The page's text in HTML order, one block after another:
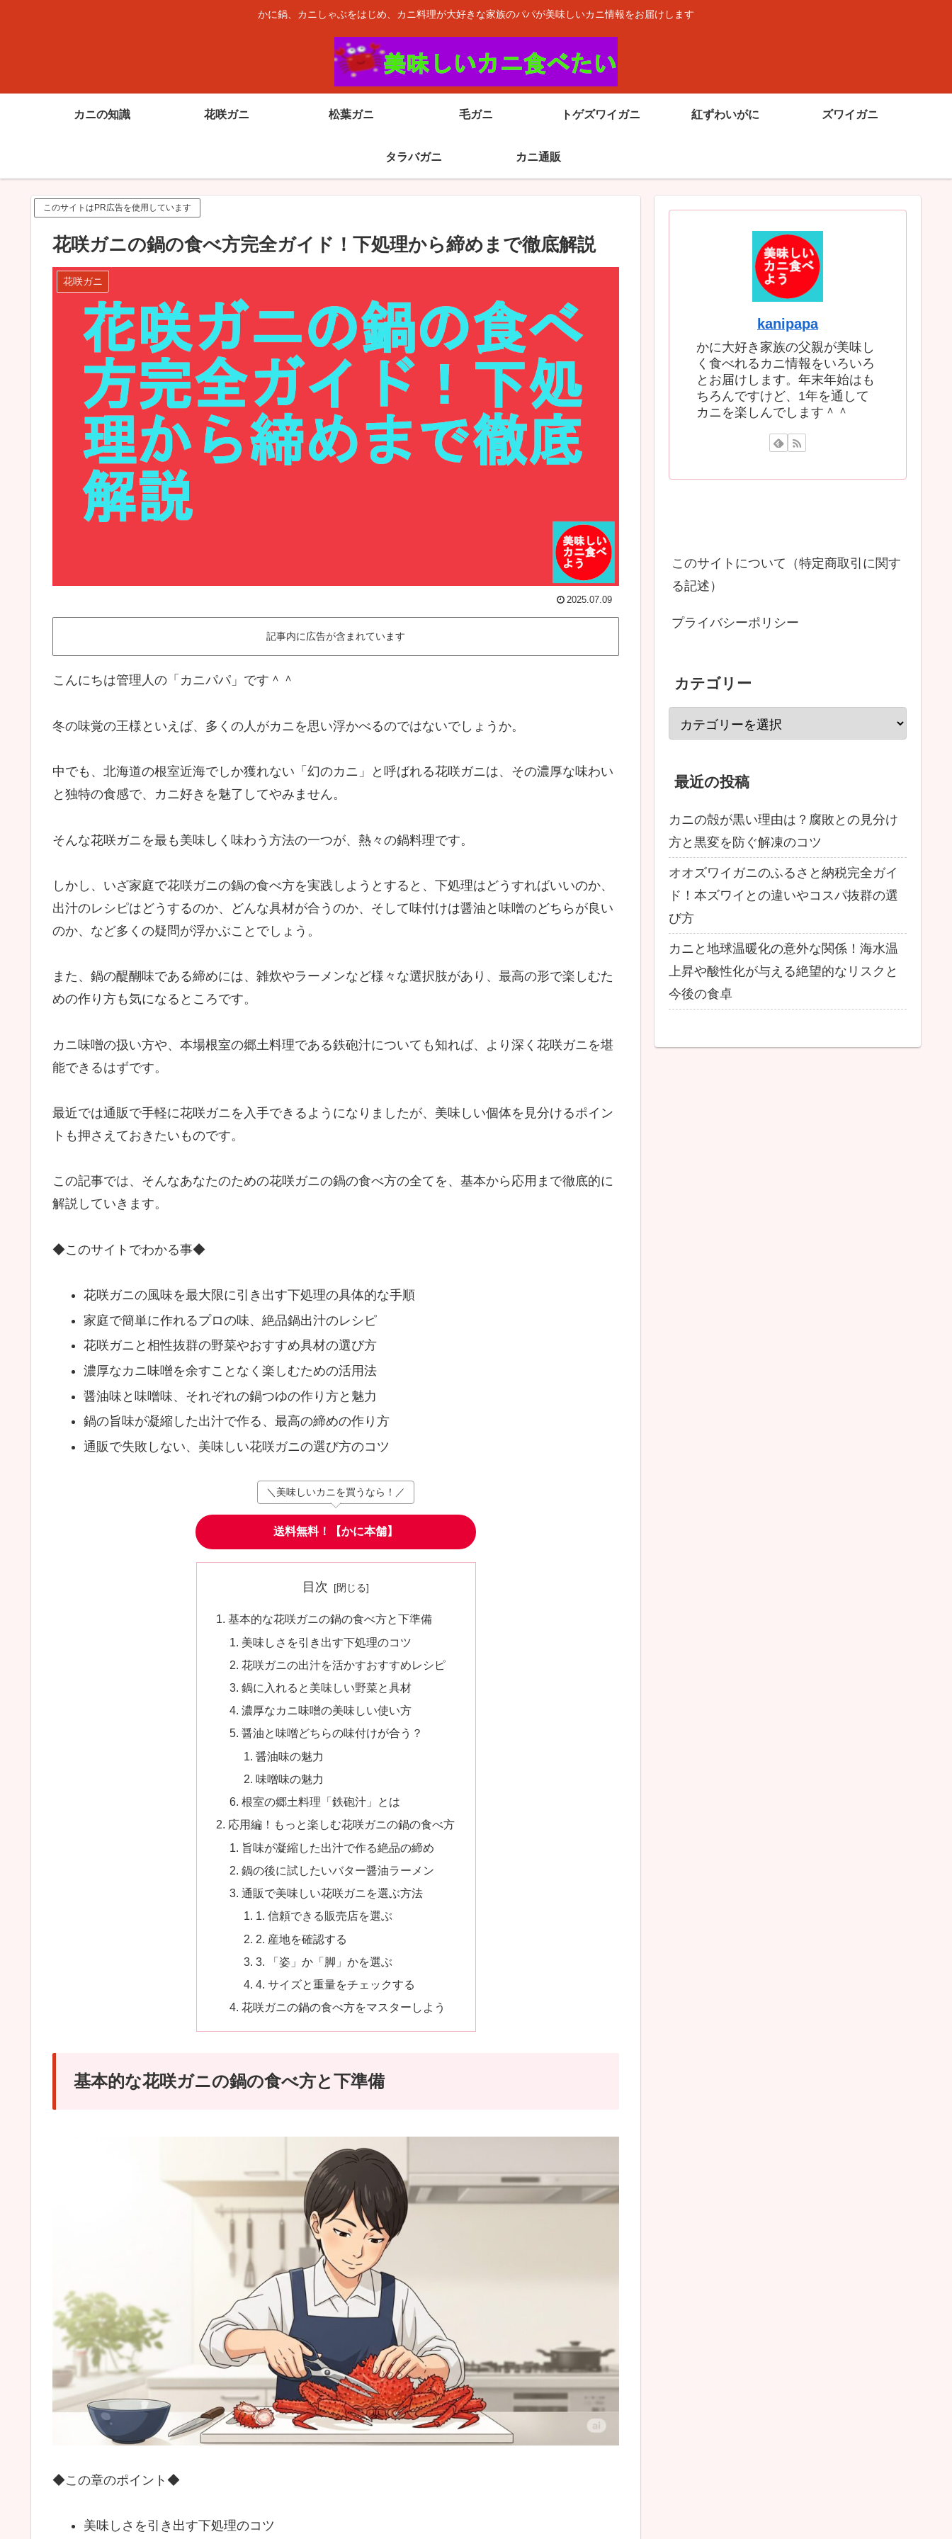
かに鍋、カニしゃぶをはじめ、カニ料理が大好きな家族のパパが美味しいカニ情報をお届けします
カニの知識 花咲ガニ 松葉ガニ 毛ガニ トゲズワイガニ 紅ずわいがに ズワイガニ
タラバガニ カニ通販
このサイトはPR広告を使用しています
花咲ガニの鍋の食べ方完全ガイド！下処理から締めまで徹底解説
花咲ガニ
2025.07.09
記事内に広告が含まれています
こんにちは管理人の「カニパパ」です＾＾
冬の味覚の王様といえば、多くの人がカニを思い浮かべるのではないでしょうか。
中でも、北海道の根室近海でしか獲れない「幻のカニ」と呼ばれる花咲ガニは、その濃厚な味わい
と独特の食感で、カニ好きを魅了してやみません。
そんな花咲ガニを最も美味しく味わう方法の一つが、熱々の鍋料理です。
しかし、いざ家庭で花咲ガニの鍋の食べ方を実践しようとすると、下処理はどうすればいいのか、
出汁のレシピはどうするのか、どんな具材が合うのか、そして味付けは醤油と味噌のどちらが良い
のか、など多くの疑問が浮かぶことでしょう。
また、鍋の醍醐味である締めには、雑炊やラーメンなど様々な選択肢があり、最高の形で楽しむた
めの作り方も気になるところです。
カニ味噌の扱い方や、本場根室の郷土料理である鉄砲汁についても知れば、より深く花咲ガニを堪
能できるはずです。
最近では通販で手軽に花咲ガニを入手できるようになりましたが、美味しい個体を見分けるポイン
トも押さえておきたいものです。
この記事では、そんなあなたのための花咲ガニの鍋の食べ方の全てを、基本から応用まで徹底的に
解説していきます。
◆このサイトでわかる事◆
花咲ガニの風味を最大限に引き出す下処理の具体的な手順
家庭で簡単に作れるプロの味、絶品鍋出汁のレシピ
花咲ガニと相性抜群の野菜やおすすめ具材の選び方
濃厚なカニ味噌を余すことなく楽しむための活用法
醤油味と味噌味、それぞれの鍋つゆの作り方と魅力
鍋の旨味が凝縮した出汁で作る、最高の締めの作り方
通販で失敗しない、美味しい花咲ガニの選び方のコツ
＼美味しいカニを買うなら！／
送料無料！【かに本舗】
目次
基本的な花咲ガニの鍋の食べ方と下準備
美味しさを引き出す下処理のコツ
花咲ガニの出汁を活かすおすすめレシピ
鍋に入れると美味しい野菜と具材
濃厚なカニ味噌の美味しい使い方
醤油と味噌どちらの味付けが合う？
醤油味の魅力
味噌味の魅力
根室の郷土料理「鉄砲汁」とは
応用編！もっと楽しむ花咲ガニの鍋の食べ方
旨味が凝縮した出汁で作る絶品の締め
鍋の後に試したいバター醤油ラーメン
通販で美味しい花咲ガニを選ぶ方法
1. 信頼できる販売店を選ぶ
2. 産地を確認する
3. 「姿」か「脚」かを選ぶ
4. サイズと重量をチェックする
花咲ガニの鍋の食べ方をマスターしよう
基本的な花咲ガニの鍋の食べ方と下準備
◆この章のポイント◆
美味しさを引き出す下処理のコツ
kanipapa
かに大好き家族の父親が美味し
く食べれるカニ情報をいろいろ
とお届けします。年末年始はも
ちろんですけど、1年を通して
カニを楽しんでします＾＾
このサイトについて（特定商取引に関す
る記述）
プライバシーポリシー
カテゴリー
最近の投稿
カニの殻が黒い理由は？腐敗との見分け
方と黒変を防ぐ解凍のコツ
オオズワイガニのふるさと納税完全ガイ
ド！本ズワイとの違いやコスパ抜群の選
び方
カニと地球温暖化の意外な関係！海水温
上昇や酸性化が与える絶望的なリスクと
今後の食卓